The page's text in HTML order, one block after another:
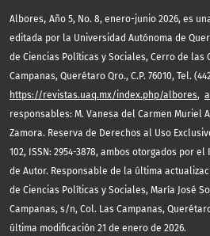
Albores, Año 5, No. 8, enero-junio 2026, es
editada por la Universidad Autónoma de
de Ciencias Políticas y Sociales, Cerro de las
Campanas, Querétaro Qro., C.P. 76010, Tel.
https://revistas.uaq.mx/index.php/albores,
responsables: M. Vanesa del Carmen Muriel
Zamora. Reserva de Derechos al Uso
102, ISSN: 2954-3878, ambos otorgados por
de Autor. Responsable de la última
de Ciencias Políticas y Sociales, María José
Campanas, s/n, Col. Las Campanas,
última modificación 21 de enero de 2026.